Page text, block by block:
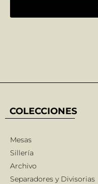
COLECCIONES
Mesas
Sillería
Archivo
Separadores y Divisorias